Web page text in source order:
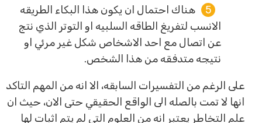
هناك احتمال ان يكون هذا البكاء الطريقه
الانسب لتفريغ الطاقه السلبيه او التوتر الذي نتج
عن اتصال مع احد الاشخاص شكل غير مرئي او
نتيجه متدفقه من هذا الشخص.
على الرغم من التفسيرات السابقه، الا انه من المهم التاكد
انها لا تمت بالصله الى الواقع الحقيقي حتى الان، حيث ان
علم التخاطر يعتبر انه من العلوم التي لم يتم اثبات لها